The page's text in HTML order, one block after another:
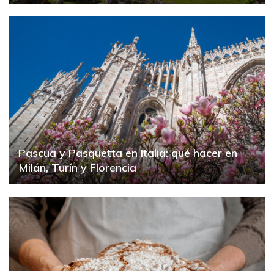
Pascua y Pasquetta en Italia: qué hacer en
Milán, Turín y Florencia